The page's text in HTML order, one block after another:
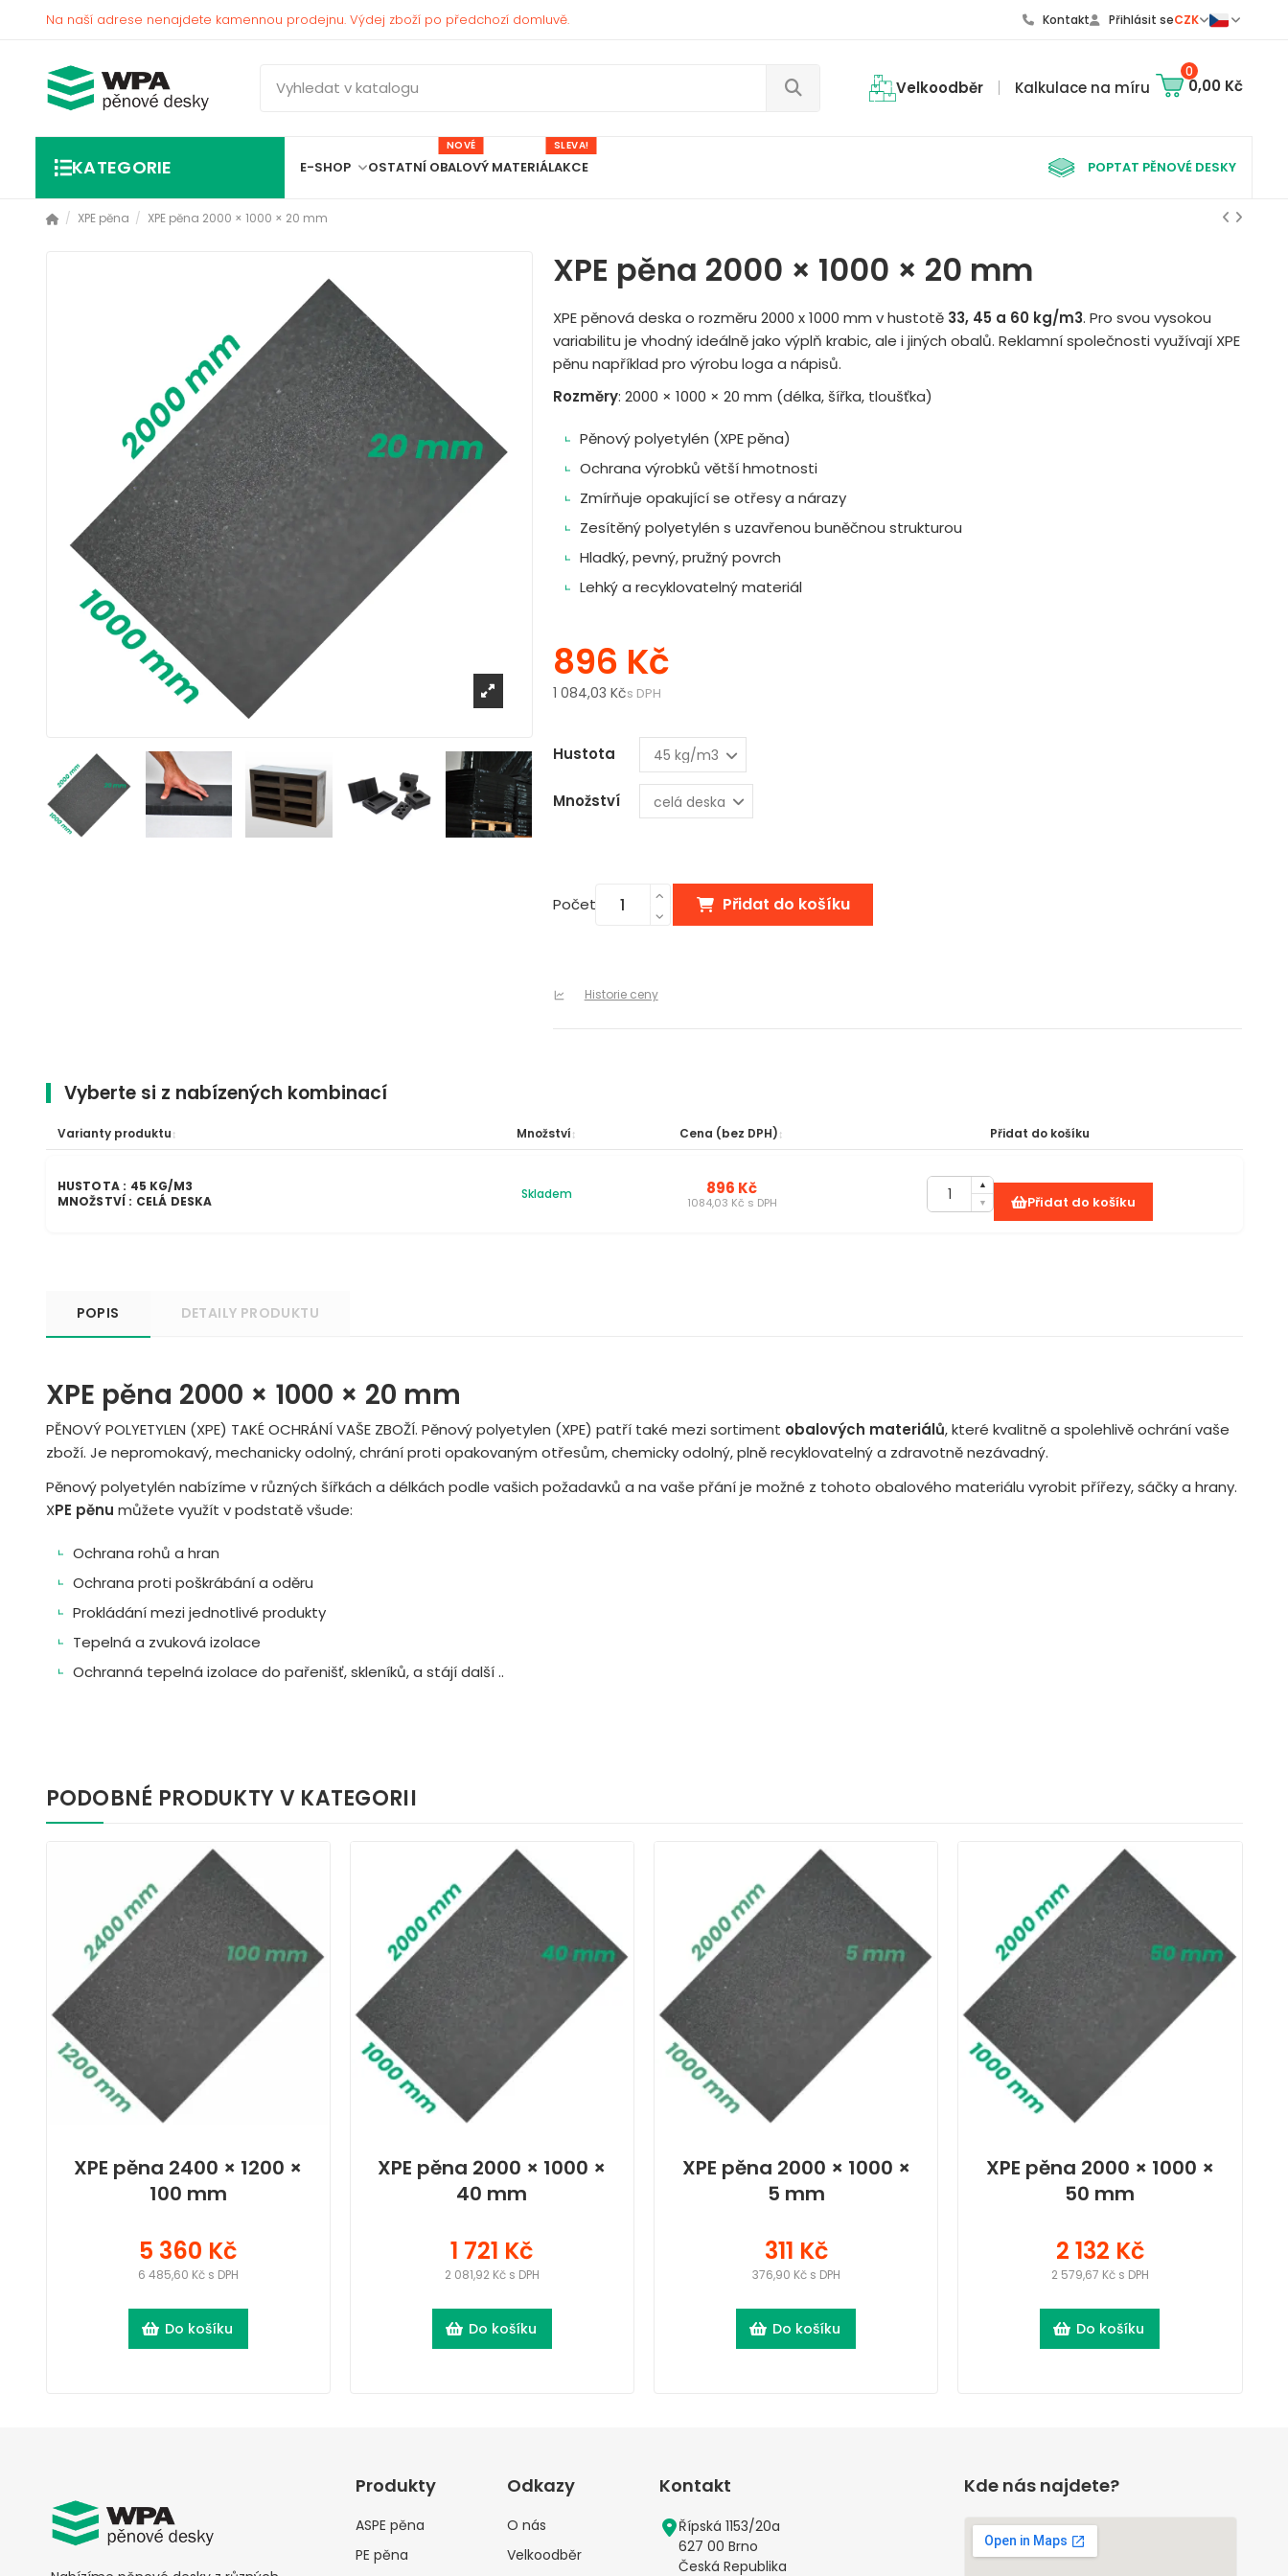
Na naší adrese nenajdete kamennou prodejnu. Výdej zboží po předchozí domluvě. CZK
Kontakt Přihlásit se
Velkoodběr Kalkulace na míru
0
0,00 Kč
KATEGORIE E-SHOP OSTATNÍ OBALOVÝ MATERIÁL
NOVÉ
AKCE
SLEVA!
POPTAT PĚNOVÉ DESKY
XPE pěna XPE pěna 2000 × 1000 × 20 mm
XPE pěna 2000 × 1000 × 20 mm
XPE pěnová deska o rozměru 2000 x 1000 mm v hustotě 33, 45 a 60 kg/m3. Pro svou vysokou
variabilitu je vhodný ideálně jako výplň krabic, ale i jiných obalů. Reklamní společnosti využívají XPE
pěnu například pro výrobu loga a nápisů.
Rozměry: 2000 × 1000 × 20 mm (délka, šířka, tloušťka)
Pěnový polyetylén (XPE pěna)
Ochrana výrobků větší hmotnosti
Zmírňuje opakující se otřesy a nárazy
Zesítěný polyetylén s uzavřenou buněčnou strukturou
Hladký, pevný, pružný povrch
Lehký a recyklovatelný materiál
Hustota
Množství
896 Kč
1 084,03 Kčs DPH
Počet Přidat do košíku
Historie ceny
Vyberte si z nabízených kombinací
Varianty produktu Množství Cena (bez DPH) Přidat do košíku
HUSTOTA : 45 KG/M3
MNOŽSTVÍ : CELÁ DESKA
Skladem 896 Kč
1084,03 Kč s DPH Přidat do košíku
POPIS DETAILY PRODUKTU
XPE pěna 2000 × 1000 × 20 mm
PĚNOVÝ POLYETYLEN (XPE) TAKÉ OCHRÁNÍ VAŠE ZBOŽÍ. Pěnový polyetylen (XPE) patří také mezi sortiment obalových materiálů, které kvalitně a spolehlivě ochrání vaše
zboží. Je nepromokavý, mechanicky odolný, chrání proti opakovaným otřesům, chemicky odolný, plně recyklovatelný a zdravotně nezávadný.
Pěnový polyetylén nabízíme v různých šířkách a délkách podle vašich požadavků a na vaše přání je možné z tohoto obalového materiálu vyrobit přířezy, sáčky a hrany.
XPE pěnu můžete využít v podstatě všude:
Ochrana rohů a hran
Ochrana proti poškrábání a oděru
Prokládání mezi jednotlivé produkty
Tepelná a zvuková izolace
Ochranná tepelná izolace do pařenišť, skleníků, a stájí další ..
PODOBNÉ PRODUKTY V KATEGORII
XPE pěna 2400 × 1200 ×
100 mm
5 360 Kč
6 485,60 Kč s DPH
Do košíku
XPE pěna 2000 × 1000 ×
40 mm
1 721 Kč
2 081,92 Kč s DPH
Do košíku
XPE pěna 2000 × 1000 ×
5 mm
311 Kč
376,90 Kč s DPH
Do košíku
XPE pěna 2000 × 1000 ×
50 mm
2 132 Kč
2 579,67 Kč s DPH
Do košíku
Produkty
ASPE pěna
PE pěna
Odkazy
O nás
Velkoodběr
Kontakt
Řípská 1153/20a
627 00 Brno
Česká Republika
Kde nás najdete?